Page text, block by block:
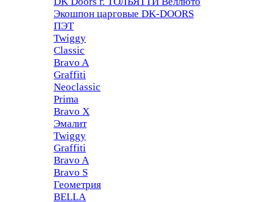
Экошпон царговые DK-DOORS
ПЭТ
Twiggy
Classic
Bravo A
Graffiti
Neoclassic
Prima
Bravo X
Эмалит
Twiggy
Graffiti
Bravo A
Bravo S
Геометрия
BELLA